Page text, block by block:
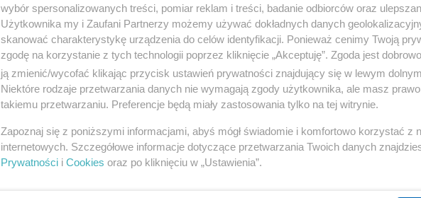
wybór spersonalizowanych treści, pomiar reklam i treści, badanie odbiorców oraz
Użytkownika my i Zaufani Partnerzy możemy używać dokładnych danych
skanować charakterystykę urządzenia do celów identyfikacji. Ponieważ cenimy Twoją
zgodę na korzystanie z tych technologii poprzez kliknięcie „Akceptuję”. Zgoda jest
ją zmienić/wycofać klikając przycisk ustawień prywatności znajdujący się w lewym
Niektóre rodzaje przetwarzania danych nie wymagają zgody użytkownika, ale masz
takiemu przetwarzaniu. Preferencje będą miały zastosowania tylko na tej witrynie.
Zapoznaj się z poniższymi informacjami, abyś mógł świadomie i komfortowo korzystać z
internetowych. Szczegółowe informacje dotyczące przetwarzania Twoich danych
Prywatności i Cookies oraz po kliknięciu w „Ustawienia”.